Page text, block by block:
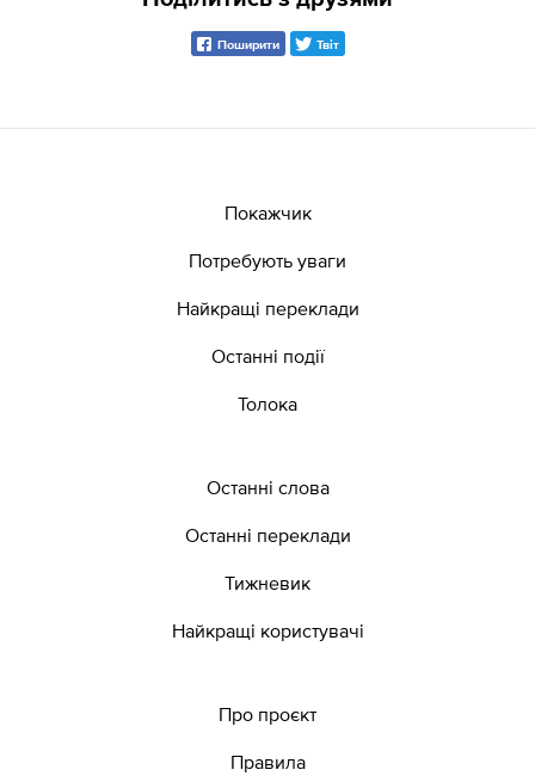
Поширити Твіт
Покажчик
Потребують уваги
Найкращі переклади
Останні події
Толока
Останні слова
Останні переклади
Тижневик
Найкращі користувачі
Про проєкт
Правила